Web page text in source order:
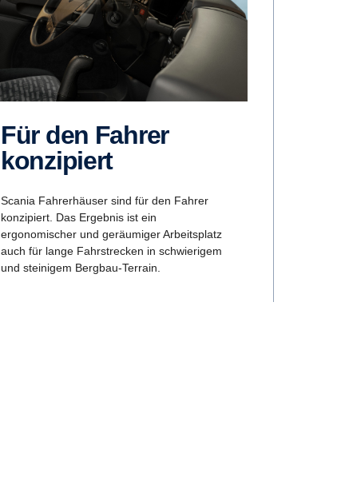
Für den Fahrer
konzi­piert
Scania Fahrerhäuser sind für den Fahrer
konzipiert. Das Ergebnis ist ein
ergonomischer und geräumiger Arbeitsplatz
auch für lange Fahrstrecken in schwierigem
und steinigem Bergbau-Terrain.